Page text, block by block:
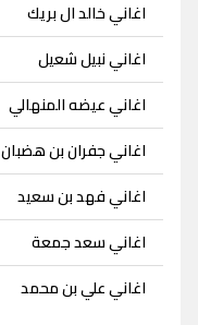
اغاني خالد ال بريك
اغاني نبيل شعيل
اغاني عيضه المنهالي
اغاني جفران بن هضبان
اغاني فهد بن سعيد
اغاني سعد جمعة
اغاني علي بن محمد